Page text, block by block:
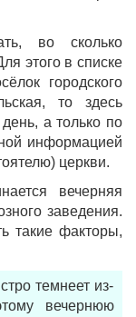
во сколько
этого в списке
городского
то здесь
а только по
информацией
церкви.
вечерняя
заведения.
такие факторы,
темнеет из-
вечернюю